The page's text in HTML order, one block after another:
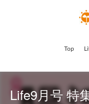
Top
Life9月号 特